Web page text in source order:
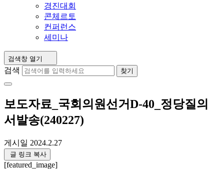
경진대회
콘체르토
컨퍼런스
세미나
검색창 열기
검색 찾기
보도자료_국회의원선거D-40_정당질의
서발송(240227)
게시일 2024.2.27
글 링크 복사
[featured_image]